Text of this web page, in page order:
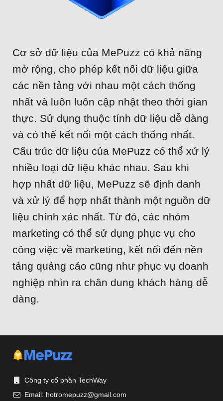
Onsite Messaging
Cơ sở dữ liệu của MePuzz có khả năng
mở rộng, cho phép kết nối dữ liệu giữa
các nền tảng với nhau một cách thống
nhất và luôn luôn cập nhật theo thời gian
thực. Sử dụng thuộc tính dữ liệu dễ dàng
và có thể kết nối một cách thống nhất.
Cấu trúc dữ liệu của MePuzz có thể xử lý
nhiều loại dữ liệu khác nhau. Sau khi
hợp nhất dữ liệu, MePuzz sẽ định danh
và xử lý để hợp nhất thành một nguồn dữ
liệu chính xác nhất. Từ đó, các nhóm
marketing có thể sử dụng phục vụ cho
công việc về marketing, kết nối đến nền
tảng quảng cáo cũng như phục vụ doanh
nghiệp nhìn ra chân dung khách hàng dễ
dàng.
Công ty cổ phần TechWay
Email: hotromepuzz@gmail.com